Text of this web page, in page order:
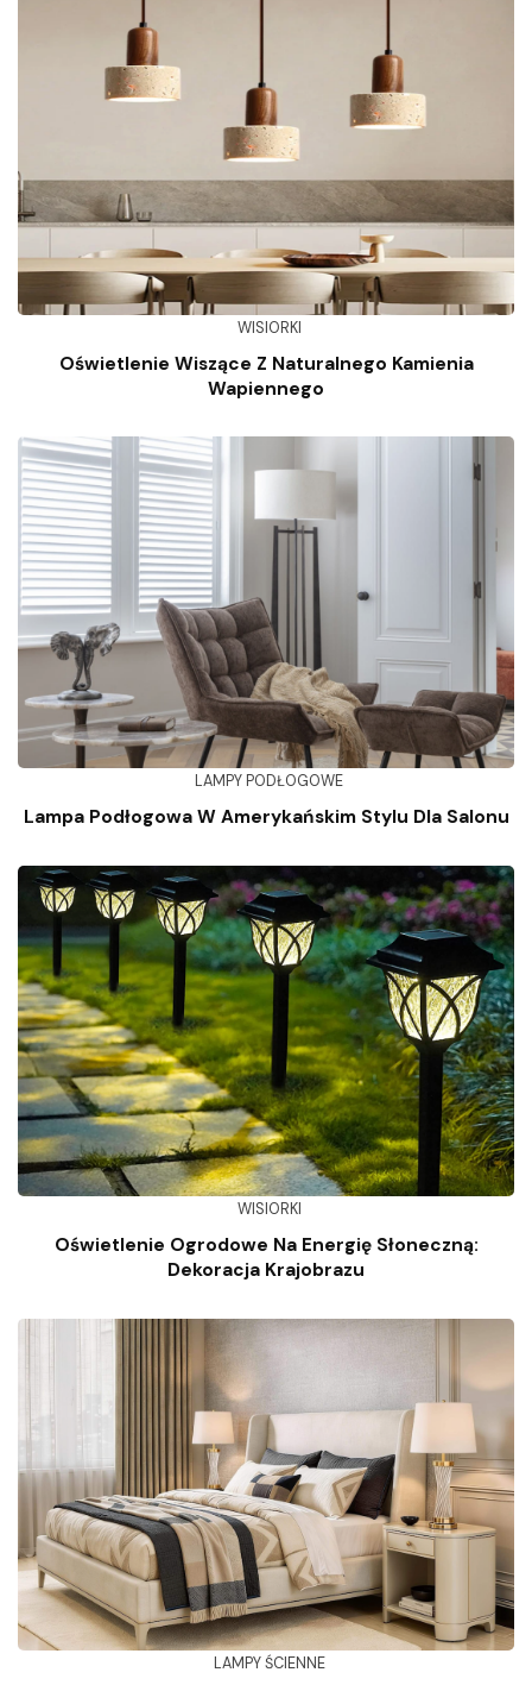
WISIORKI
Oświetlenie Wiszące Z Naturalnego Kamienia
Wapiennego
LAMPY PODŁOGOWE
Lampa Podłogowa W Amerykańskim Stylu Dla Salonu
WISIORKI
Oświetlenie Ogrodowe Na Energię Słoneczną:
Dekoracja Krajobrazu
LAMPY ŚCIENNE